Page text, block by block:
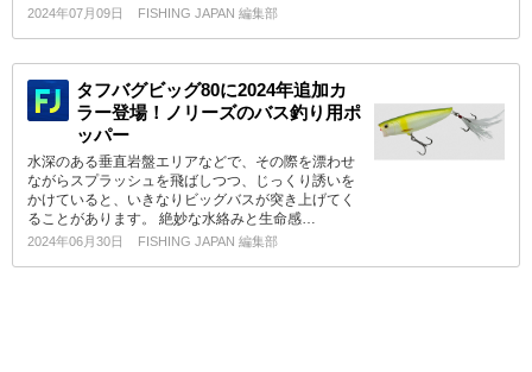
2024年07月09日 FISHING JAPAN 編集部
タフバグビッグ80に2024年追加カ
ラー登場！ノリーズのバス釣り用ポ
ッパー
水深のある垂直岩盤エリアなどで、その際を漂わせ
ながらスプラッシュを飛ばしつつ、じっくり誘いを
かけていると、いきなりビッグバスが突き上げてく
ることがあります。 絶妙な水絡みと生命感…
2024年06月30日 FISHING JAPAN 編集部